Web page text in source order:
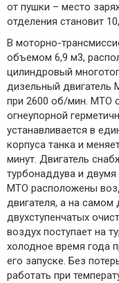
от пушки – место
отделения становит
В моторно-
объемом 6,9 м3,
цилиндровый
дизельный двигатель
при 2600 об/мин. МТО
огнеупорной
устанавливается в
корпуса танка и
минут. Двигатель
турбонаддува и
МТО расположены
двигателя, а на самом
двухступенчатых
воздух поступает на
холодное время года
его запуске. Без
работать при